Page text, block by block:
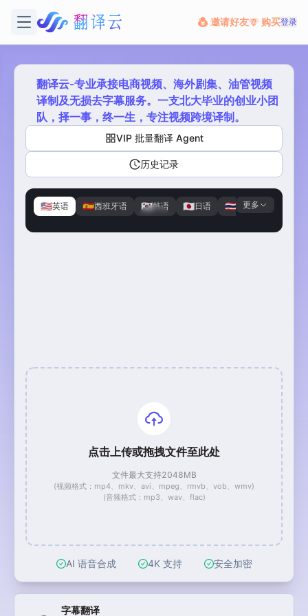
邀请好友 购买登录
翻译云-专业承接电商视频、海外剧集、油管视频
译制及无损去字幕服务。一支北大毕业的创业小团
队，择一事，终一生，专注视频跨境译制。
VIP 批量翻译 Agent
历史记录
🇺🇸英语 🇪🇸西班牙语 🇰🇷韩语 🇯🇵日语 🇹🇭 泰语
更多
点击上传或拖拽文件至此处
文件最大支持2048MB
(视频格式：mp4、mkv、avi、mpeg、rmvb、vob、wmv)
(音频格式：mp3、wav、flac)
AI 语音合成 4K 支持 安全加密
视频工具快捷入口
字幕翻译